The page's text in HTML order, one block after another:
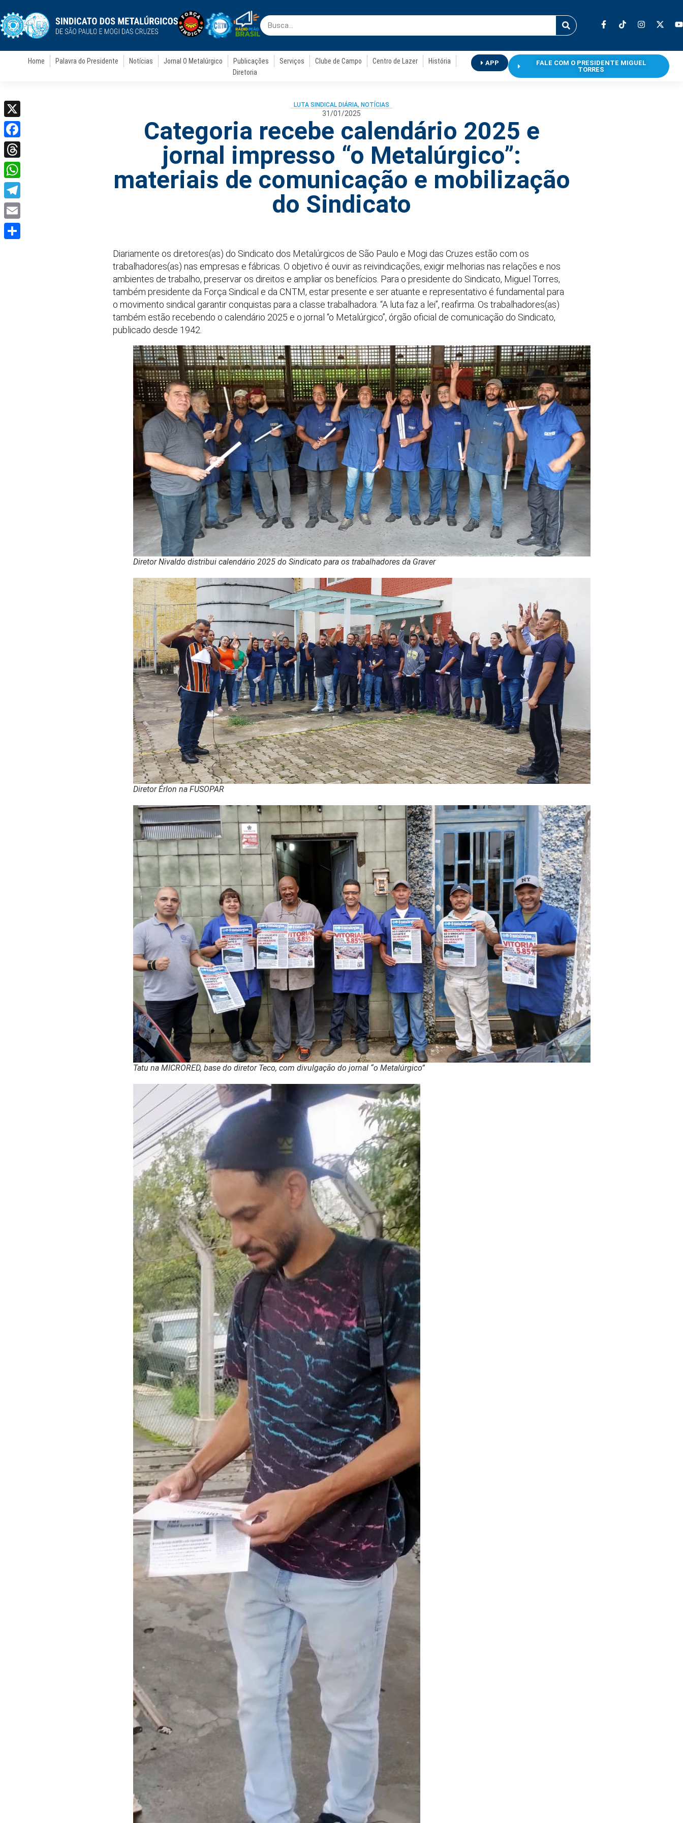
Home Palavra do Presidente Notícias Jornal O Metalúrgico Publicações Serviços Clube de Campo Centro de Lazer
História
Diretoria
APP
FALE COM O PRESIDENTE MIGUEL
TORRES
LUTA SINDICAL DIÁRIA, NOTÍCIAS
31/01/2025
Categoria recebe calendário 2025 e
jornal impresso “o Metalúrgico”:
materiais de comunicação e mobilização
do Sindicato
Diariamente os diretores(as) do Sindicato dos Metalúrgicos de São Paulo e Mogi das Cruzes estão com os
trabalhadores(as) nas empresas e fábricas. O objetivo é ouvir as reivindicações, exigir melhorias nas relações e nos
ambientes de trabalho, preservar os direitos e ampliar os benefícios. Para o presidente do Sindicato, Miguel Torres,
também presidente da Força Sindical e da CNTM, estar presente e ser atuante e representativo é fundamental para
o movimento sindical garantir conquistas para a classe trabalhadora. “A luta faz a lei”, reafirma. Os trabalhadores(as)
também estão recebendo o calendário 2025 e o jornal “o Metalúrgico”, órgão oficial de comunicação do Sindicato,
publicado desde 1942.
Diretor Nivaldo distribui calendário 2025 do Sindicato para os trabalhadores da Graver
Diretor Érlon na FUSOPAR
Tatu na MICRORED, base do diretor Teco, com divulgação do jornal “o Metalúrgico”
X
Facebook
Threads
WhatsApp
Telegram
Email